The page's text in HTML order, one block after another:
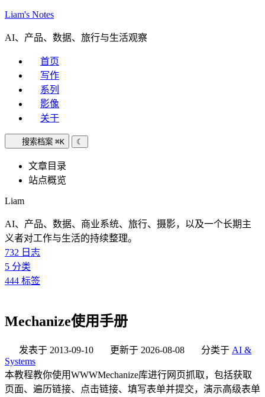
Liam's Notes
AI、产品、数据、旅行与生活观察
首页
写作
系列
影像
关于
搜索档案 ⌘K ☾
文章目录
站点概览
Liam
AI、产品、数据、商业系统、旅行、摄影，以及一个长期主
义者对工作与生活的持续整理。
732 日志
5 分类
444 标签
Mechanize使用手册
发表于 2013-09-10 更新于 2026-08-08 分类于 AI &
Systems
本教程教你使用WWWMechanize库进行网页抓取，包括获取
页面、遍历链接、点击链接、填写表单并提交，演示高级表单